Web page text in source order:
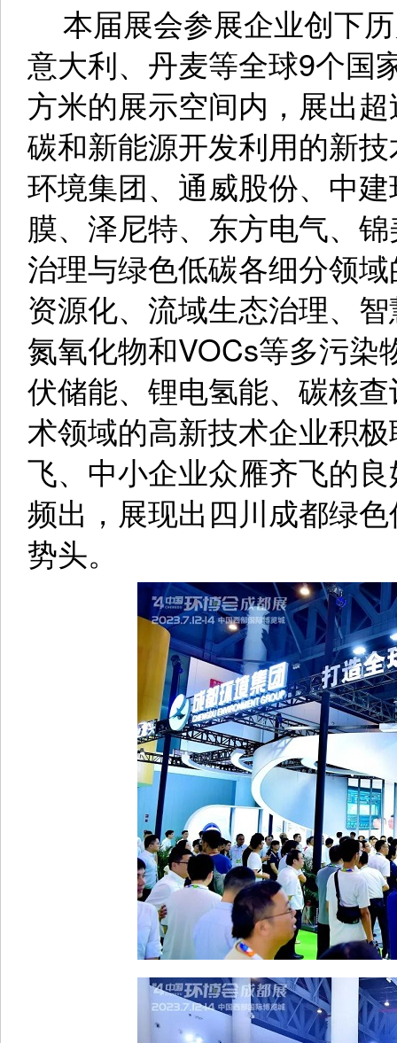
本届展会参展企业创下
意大利、丹麦等全球9个国
方米的展示空间内，展出
碳和新能源开发利用的新
环境集团、通威股份、中
膜、泽尼特、东方电气、
治理与绿色低碳各细分领
资源化、流域生态治理、
氮氧化物和VOCs等多污染
伏储能、锂电氢能、碳核
术领域的高新技术企业积
飞、中小企业众雁齐飞的
频出，展现出四川成都绿
势头。